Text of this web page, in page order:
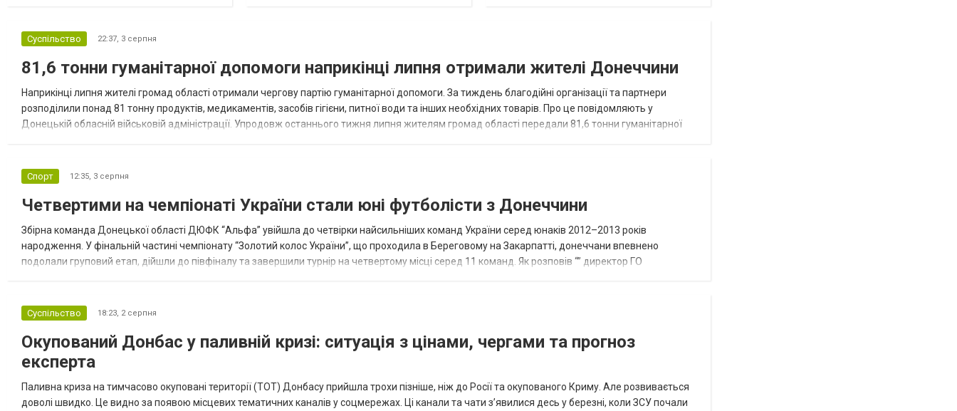
Суспільство 22:37, 3 серпня
81,6 тонни гуманітарної допомоги наприкінці липня отримали жителі Донеччини
Наприкінці липня жителі громад області отримали чергову партію гуманітарної допомоги. За тиждень благодійні організації та партнери
розподілили понад 81 тонну продуктів, медикаментів, засобів гігієни, питної води та інших необхідних товарів. Про це повідомляють у
Донецькій обласній військовій адміністрації. Упродовж останнього тижня липня жителям громад області передали 81,6 тонни гуманітарної
Спорт 12:35, 3 серпня
Четвертими на чемпіонаті України стали юні футболісти з Донеччини
Збірна команда Донецької області ДЮФК “Альфа” увійшла до четвірки найсильніших команд України серед юнаків 2012–2013 років
народження. У фінальній частині чемпіонату “Золотий колос України”, що проходила в Береговому на Закарпатті, донеччани впевнено
подолали груповий етап, дійшли до півфіналу та завершили турнір на четвертому місці серед 11 команд. Як розповів “” директор ГО
Суспільство 18:23, 2 серпня
Окупований Донбас у паливній кризі: ситуація з цінами, чергами та прогноз
експерта
Паливна криза на тимчасово окуповані території (ТОТ) Донбасу прийшла трохи пізніше, ніж до Росії та окупованого Криму. Але розвивається
доволі швидко. Це видно за появою місцевих тематичних каналів у соцмережах. Ці канали та чати з’явилися десь у березні, коли ЗСУ почали